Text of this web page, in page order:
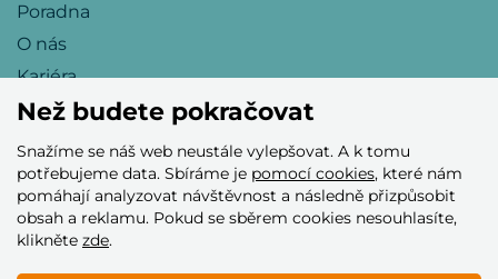
Poradna
O nás
Kariéra
Přijímáme tyto platební karty
Než budete pokračovat
Snažíme se náš web neustále vylepšovat. A k tomu
potřebujeme data. Sbíráme je pomocí cookies, které nám
pomáhají analyzovat návštěvnost a následně přizpůsobit
obsah a reklamu. Pokud se sběrem cookies nesouhlasíte,
klikněte zde.